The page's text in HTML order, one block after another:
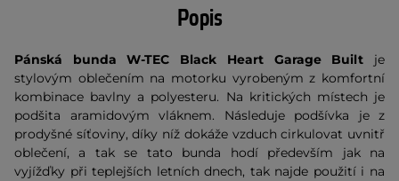
Popis
Pánská bunda W-TEC Black Heart Garage Built je
stylovým oblečením na motorku vyrobeným z komfortní
kombinace bavlny a polyesteru. Na kritických místech je
podšita aramidovým vláknem. Následuje podšívka je z
prodyšné síťoviny, díky níž dokáže vzduch cirkulovat uvnitř
oblečení, a tak se tato bunda hodí především jak na
vyjížďky při teplejších letních dnech, tak najde použití i na